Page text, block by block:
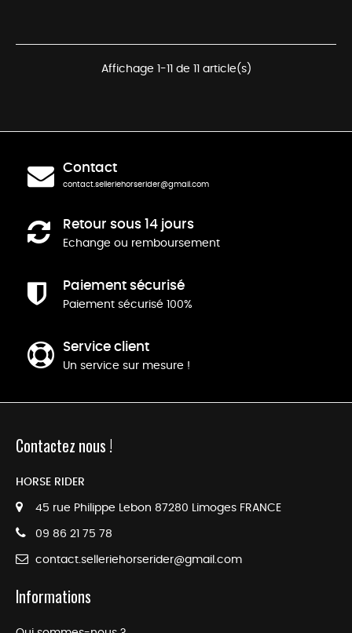
Affichage 1-11 de 11 article(s)
Contact
contact.selleriehorserider@gmail.com
Retour sous 14 jours
Echange ou remboursement
Paiement sécurisé
Paiement sécurisé 100%
Service client
Un service sur mesure !
Contactez nous !
HORSE RIDER
45 rue Philippe Lebon 87280 Limoges FRANCE
09 86 21 75 78
contact.selleriehorserider@gmail.com
Informations